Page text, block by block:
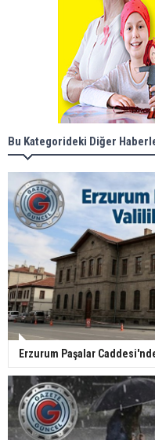
Bu Kategorideki Diğer
Erzurum Paşalar